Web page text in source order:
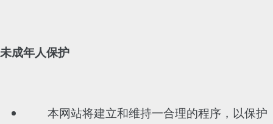
未成年人保护
本网站将建立和维持一合理的程序，以保护